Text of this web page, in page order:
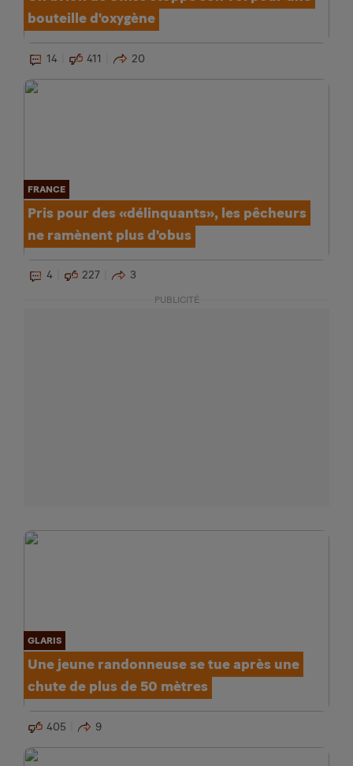
bouteille d'oxygène
14 411 20
FRANCE
Pris pour des «délinquants», les pêcheurs
ne ramènent plus d'obus
4 227 3
PUBLICITÉ
GLARIS
Une jeune randonneuse se tue après une
chute de plus de 50 mètres
405 9